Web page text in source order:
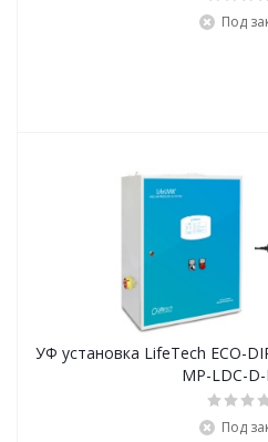
Под
УФ установка LifeTech ECO-
MP-LDC-
Под